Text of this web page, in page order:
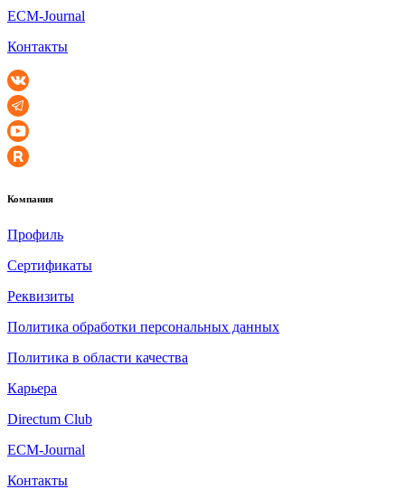
ECM-Journal
Контакты
Компания
Профиль
Сертификаты
Реквизиты
Политика обработки персональных данных
Политика в области качества
Карьера
Directum Club
ECM-Journal
Контакты